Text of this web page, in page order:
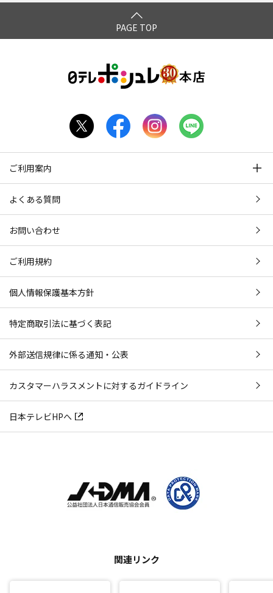
PAGE TOP
ご利用案内
よくある質問
お問い合わせ
ご利用規約
個人情報保護基本方針
特定商取引法に基づく表記
外部送信規律に係る通知・公表
カスタマーハラスメントに対するガイドライン
日本テレビHPへ
関連リンク